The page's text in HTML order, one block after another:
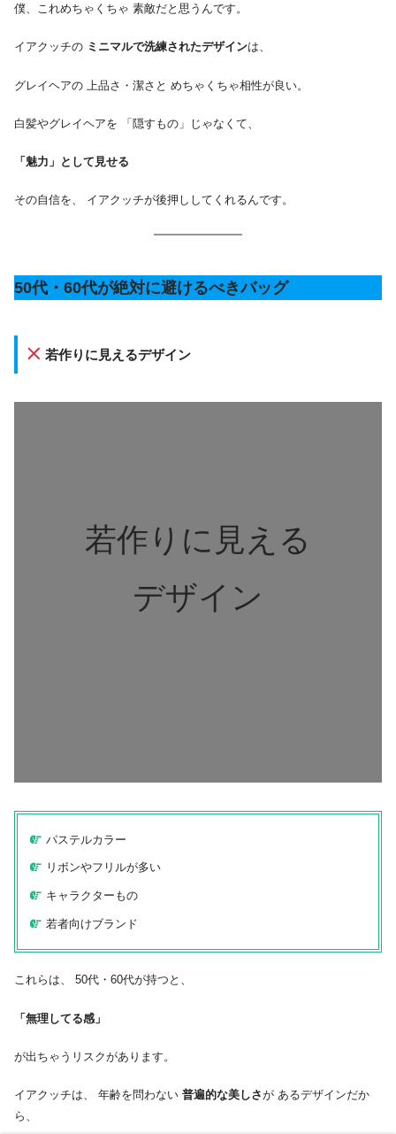
僕、これめちゃくちゃ 素敵だと思うんです。
イアクッチの ミニマルで洗練されたデザインは、
グレイヘアの 上品さ・潔さと めちゃくちゃ相性が良い。
白髪やグレイヘアを 「隠すもの」じゃなくて、
「魅力」として見せる
その自信を、 イアクッチが後押ししてくれるんです。
50代・60代が絶対に避けるべきバッグ
若作りに見えるデザイン
若作りに見える
デザイン
パステルカラー
リボンやフリルが多い
キャラクターもの
若者向けブランド
これらは、 50代・60代が持つと、
「無理してる感」
が出ちゃうリスクがあります。
イアクッチは、 年齢を問わない 普遍的な美しさが あるデザインだか
ら、